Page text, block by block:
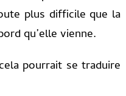
plus difficile que la
qu’elle vienne.
pourrait se traduire